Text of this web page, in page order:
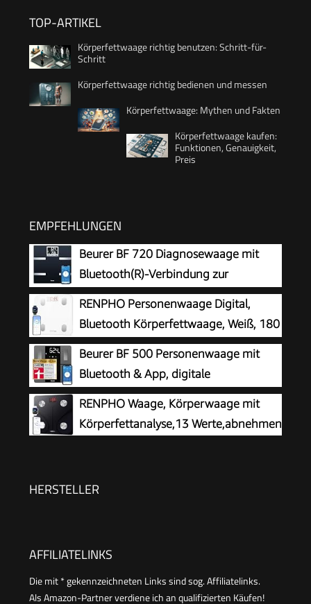
TOP-ARTIKEL
Körperfettwaage richtig benutzen: Schritt-für-
Schritt
Körperfettwaage richtig bedienen und messen
Körperfettwaage: Mythen und Fakten
Körperfettwaage kaufen:
Funktionen, Genauigkeit,
Preis
EMPFEHLUNGEN
Beurer BF 720 Diagnosewaage mit
Bluetooth(R)-Verbindung zur
Smartphone-App, Bestimmung von
Körpergewicht, Körperfett, Muskelanteil und
Kalorienbedarf AMR/BMR, Schwarz, LCD
RENPHO Personenwaage Digital,
Bluetooth Körperfettwaage, Weiß, 180
kg
Beurer BF 500 Personenwaage mit
Bluetooth & App, digitale
Körperfettwaage mit Messung von
Körperfett, Muskelanteil, Kalorienbedarf etc., XL-
Display, Datenübertragung zu Apple Health &
RENPHO Waage, Körperwaage mit
Körperfettanalyse,13 Werte,abnehmen
HERSTELLER
AFFILIATELINKS
Die mit * gekennzeichneten Links sind sog. Affiliatelinks.
Als Amazon-Partner verdiene ich an qualifizierten Käufen!